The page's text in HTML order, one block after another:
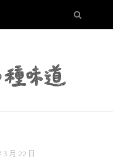
3 月 22 日